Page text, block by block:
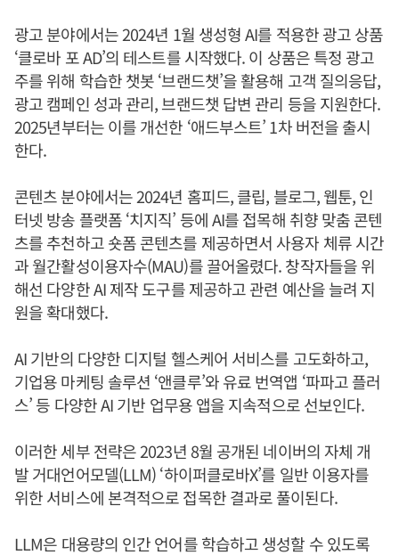
광고 분야에서는 2024년 1월 생성형 AI를 적용한 광고 상품
‘클로바 포 AD’의 테스트를 시작했다. 이 상품은 특정 광고
주를 위해 학습한 챗봇 ‘브랜드챗’을 활용해 고객 질의응답,
광고 캠페인 성과 관리, 브랜드챗 답변 관리 등을 지원한다.
2025년부터는 이를 개선한 ‘애드부스트’ 1차 버전을 출시
한다.
콘텐츠 분야에서는 2024년 홈피드, 클립, 블로그, 웹툰, 인
터넷 방송 플랫폼 ‘치지직’ 등에 AI를 접목해 취향 맞춤 콘텐
츠를 추천하고 숏폼 콘텐츠를 제공하면서 사용자 체류 시간
과 월간활성이용자수(MAU)를 끌어올렸다. 창작자들을 위
해선 다양한 AI 제작 도구를 제공하고 관련 예산을 늘려 지
원을 확대했다.
AI 기반의 다양한 디지털 헬스케어 서비스를 고도화하고,
기업용 마케팅 솔루션 ‘앤클루’와 유료 번역앱 ‘파파고 플러
스’ 등 다양한 AI 기반 업무용 앱을 지속적으로 선보인다.
이러한 세부 전략은 2023년 8월 공개된 네이버의 자체 개
발 거대언어모델(LLM) ‘하이퍼클로바X’를 일반 이용자를
위한 서비스에 본격적으로 접목한 결과로 풀이된다.
LLM은 대용량의 인간 언어를 학습하고 생성할 수 있도록